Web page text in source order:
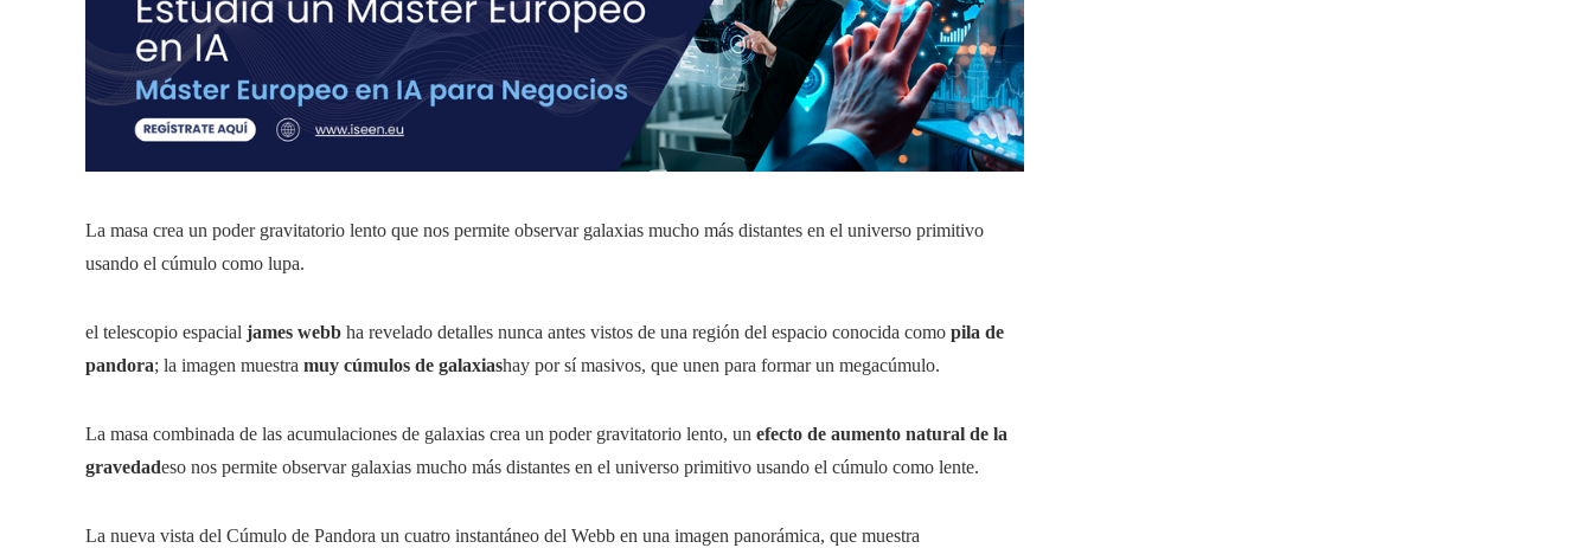
La masa crea un poder gravitatorio lento que nos permite observar galaxias mucho más distantes en el universo primitivo
usando el cúmulo como lupa.
el telescopio espacial james webb ha revelado detalles nunca antes vistos de una región del espacio conocida como pila de
pandora; la imagen muestra muy cúmulos de galaxiashay por sí masivos, que unen para formar un megacúmulo.
La masa combinada de las acumulaciones de galaxias crea un poder gravitatorio lento, un efecto de aumento natural de la
gravedadeso nos permite observar galaxias mucho más distantes en el universo primitivo usando el cúmulo como lente.
La nueva vista del Cúmulo de Pandora un cuatro instantáneo del Webb en una imagen panorámica, que muestra